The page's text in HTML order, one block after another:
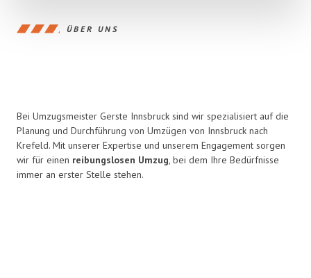
ÜBER UNS
Bei Umzugsmeister Gerste Innsbruck sind wir spezialisiert auf die
Planung und Durchführung von Umzügen von Innsbruck nach
Krefeld. Mit unserer Expertise und unserem Engagement sorgen
wir für einen reibungslosen Umzug, bei dem Ihre Bedürfnisse
immer an erster Stelle stehen.